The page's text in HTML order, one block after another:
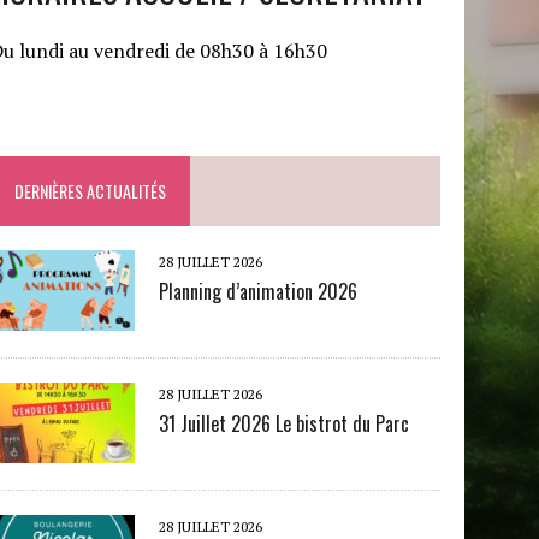
lundi au vendredi de 08h30 à 16h30
DERNIÈRES ACTUALITÉS
28 JUILLET 2026
Planning d’animation 2026
28 JUILLET 2026
31 Juillet 2026 Le bistrot du Parc
28 JUILLET 2026